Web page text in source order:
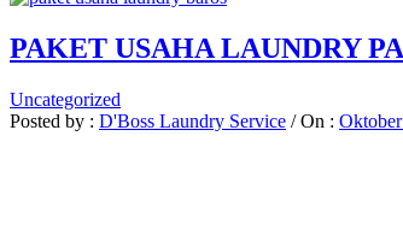
PAKET USAHA LAUNDRY
Uncategorized
Posted by : D'Boss Laundry Service / On :